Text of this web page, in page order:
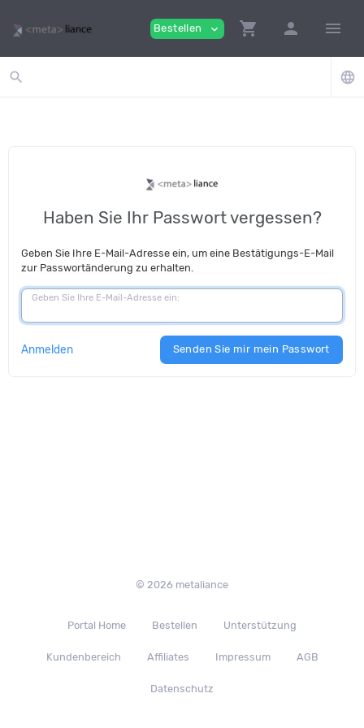
Bestellen expand_more shopping_cart person menu
search language
Haben Sie Ihr Passwort vergessen?
Geben Sie Ihre E-Mail-Adresse ein, um eine Bestätigungs-E-Mail
zur Passwortänderung zu erhalten.
Geben Sie Ihre E-Mail-Adresse ein:
Anmelden Senden Sie mir mein Passwort
© 2026 metaliance
Portal Home Bestellen Unterstützung
Kundenbereich Affiliates Impressum AGB
Datenschutz